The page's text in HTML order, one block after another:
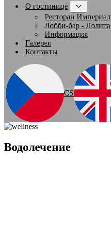
О гостинице
Ресторан Империал
Лобби-бар - Лолита
Информация
Галерея
Контакты
CS
Водолечение